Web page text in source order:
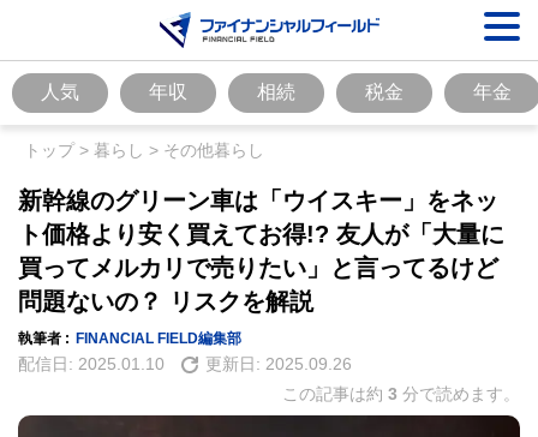
人気 年収 相続 税金 年金
トップ> 暮らし > その他暮らし
新幹線のグリーン車は「ウイスキー」をネッ
ト価格より安く買えてお得!? 友人が「大量に
買ってメルカリで売りたい」と言ってるけど
問題ないの？ リスクを解説
執筆者 : FINANCIAL FIELD編集部
配信日: 2025.01.10 更新日: 2025.09.26
この記事は約 3 分で読めます。